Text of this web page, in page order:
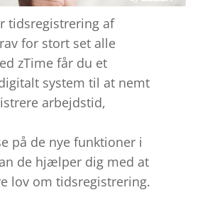
tidsregistrering af
for stort set alle
zTime får du et
system til at nemt
arbejdstid,
på de nye funktioner i
de hjælper dig med at
lov om tidsregistrering.